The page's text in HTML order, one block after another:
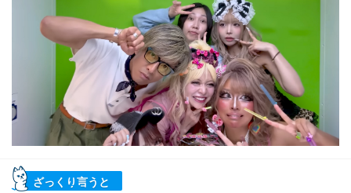
ざっくり言うと